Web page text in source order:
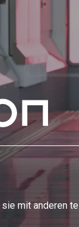
mit anderen